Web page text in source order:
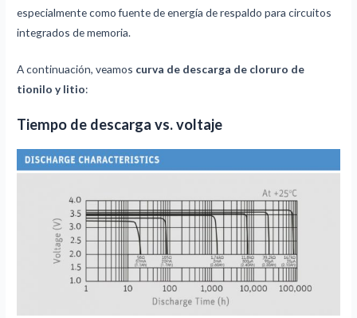
especialmente como fuente de energía de respaldo para circuitos
integrados de memoria.
A continuación, veamos curva de descarga de cloruro de
tionilo y litio:
Tiempo de descarga vs. voltaje